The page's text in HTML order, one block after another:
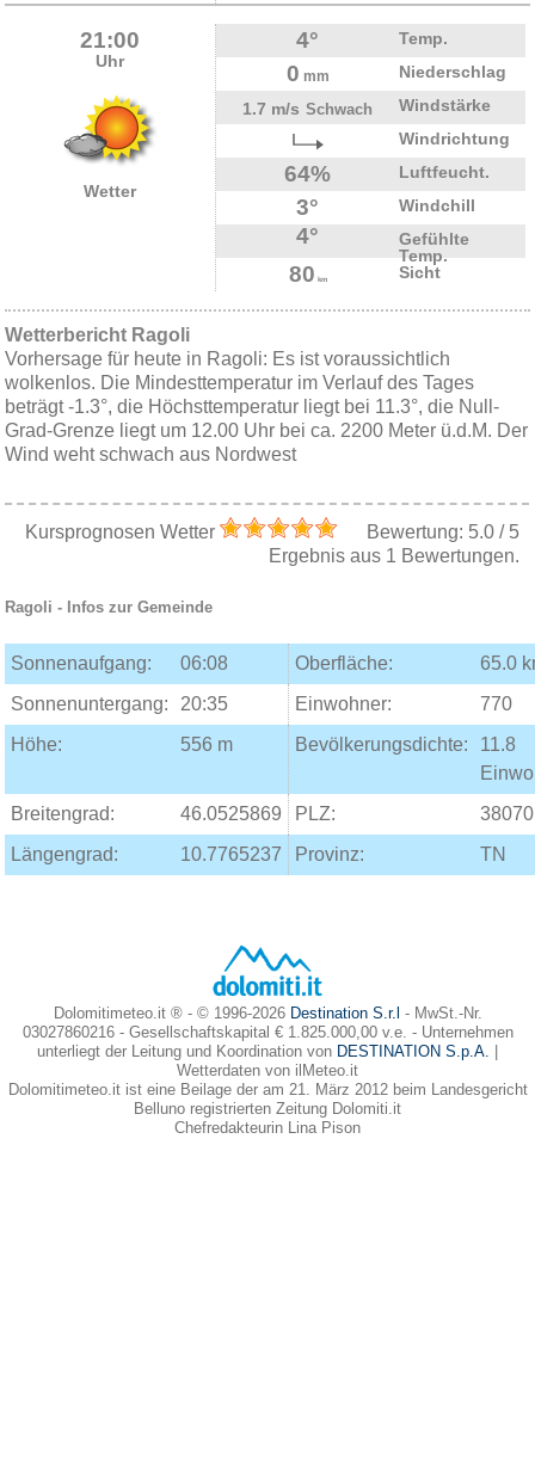
21:00
Uhr
Wetter
4° Temp.
0 mm
Niederschlag
1.7 m/s Schwach
Windstärke
Windrichtung
64% Luftfeucht.
3° Windchill
4°
Gefühlte
Temp.
80 km Sicht
Wetterbericht Ragoli
Vorhersage für heute in Ragoli: Es ist voraussichtlich
wolkenlos. Die Mindesttemperatur im Verlauf des Tages
beträgt -1.3°, die Höchsttemperatur liegt bei 11.3°, die Null-
Grad-Grenze liegt um 12.00 Uhr bei ca. 2200 Meter ü.d.M. Der
Wind weht schwach aus Nordwest
Kursprognosen Wetter Bewertung: 5.0/ 5
Ergebnis aus 1 Bewertungen.
Ragoli - Infos zur Gemeinde
Sonnenaufgang: 06:08 Oberfläche:
65.0
Sonnenuntergang:
20:35 Einwohner:
770
Höhe:
556 m Bevölkerungsdichte:
11.8
Breitengrad:
46.0525869 PLZ:
38070
Längengrad:
10.7765237 Provinz: TN
Dolomitimeteo.it ® - © 1996-2026 Destination S.r.l - MwSt.-Nr.
03027860216 - Gesellschaftskapital € 1.825.000,00 v.e. - Unternehmen
unterliegt der Leitung und Koordination von DESTINATION S.p.A.
Wetterdaten von ilMeteo.it
Dolomitimeteo.it ist eine Beilage der am 21. März 2012 beim Landesgericht
Belluno registrierten Zeitung Dolomiti.it
Chefredakteurin Lina Pison